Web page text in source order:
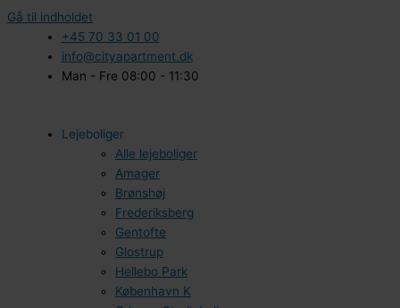
Gå til indholdet
+45 70 33 01 00
info@cityapartment.dk
Man - Fre 08:00 - 11:30
Lejeboliger
Alle lejeboliger
Amager
Brønshøj
Frederiksberg
Gentofte
Glostrup
Hellebo Park
København K